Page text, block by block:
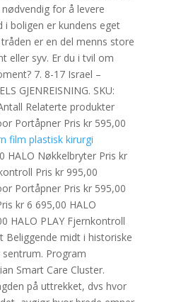
for å levere
boligen er kundens eget
er en del menns store
eller syv. Er du i tvil om
7. 8-17 Israel –
GJENREISNING. SKU:
Relaterte produkter
Portåpner Pris kr 595,00
film plastisk kirurgi
HALO Nøkkelbryter Pris kr
Pris kr 995,00
Portåpner Pris kr 595,00
kr 6 695,00 HALO
HALO PLAY Fjernkontroll
Beliggende midt i historiske
Program
Smart Care Cluster.
på uttrekket, dvs hvor